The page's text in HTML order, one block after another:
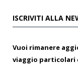
ISCRIVITI ALLA
Vuoi rimanere
viaggio particolari